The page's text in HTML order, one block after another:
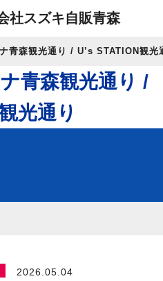
社スズキ自販青森
青森観光通り / U’s STATION観光
青森観光通り /
光通り
2026.05.04